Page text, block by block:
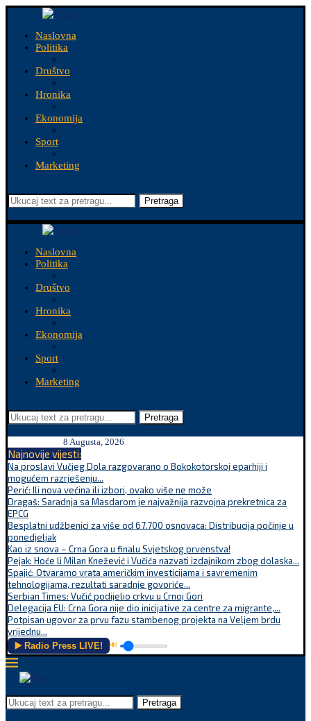
Naslovna
Politika
Društvo
Hronika
Ekonomija
Sport
Marketing
Pretraga
Naslovna
Politika
Društvo
Hronika
Ekonomija
Sport
Marketing
Pretraga
8 Augusta, 2026
Najnovije vijesti:
Na proslavi Vučjeg Dola razgovarano o Bokokotorskoj eparhiji i
mogućem razrješenju...
Perić: Ili nova većina ili izbori, ovako više ne može
Dragaš: Saradnja sa Masdarom je najvažnija razvojna prekretnica za
EPCG
Besplatni udžbenici za više od 67.700 osnovaca: Distribucija počinje u
ponedjeljak
Kao iz snova – Crna Gora u finalu Svjetskog prvenstva!
Pejak: Hoće li Milan Knežević i Vučića nazvati izdajnikom zbog dolaska...
Spajić: Otvaramo vrata američkim investicijama i savremenim
tehnologijama, rezultati saradnje govoriće...
Serbian Times: Vučić podijelio crkvu u Crnoj Gori
Delegacija EU: Crna Gora nije dio inicijative za centre za migrante,...
Potpisan ugovor za prvu fazu stambenog projekta na Veljem brdu
vrijednu...
▶️ Radio Press LIVE! 🔊
Pretraga